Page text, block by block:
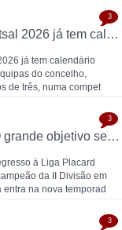
Taça de Cascais Futsal 2026 já tem calendário definido
já tem calendário
do concelho,
de três, numa compet
3
Paulinho Rocha: «O grande objetivo será sempre a manutenção, mas com o pensamento em algo mais»
à Liga Placard
da II Divisão em
na nova temporad
3
3